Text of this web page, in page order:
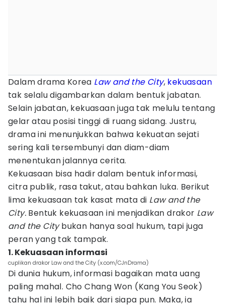
Dalam drama Korea Law and the City, kekuasaan
tak selalu digambarkan dalam bentuk jabatan.
Selain jabatan, kekuasaan juga tak melulu tentang
gelar atau posisi tinggi di ruang sidang. Justru,
drama ini menunjukkan bahwa kekuatan sejati
sering kali tersembunyi dan diam-diam
menentukan jalannya cerita.
Kekuasaan bisa hadir dalam bentuk informasi,
citra publik, rasa takut, atau bahkan luka. Berikut
lima kekuasaan tak kasat mata di Law and the
City. Bentuk kekuasaan ini menjadikan drakor Law
and the Citybukan hanya soal hukum, tapi juga
peran yang tak tampak.
1. Kekuasaan informasi
cuplikan drakor Law and the City (x.com/CJnDrama)
Di dunia hukum, informasi bagaikan mata uang
paling mahal. Cho Chang Won (Kang You Seok)
tahu hal ini lebih baik dari siapa pun. Maka, ia